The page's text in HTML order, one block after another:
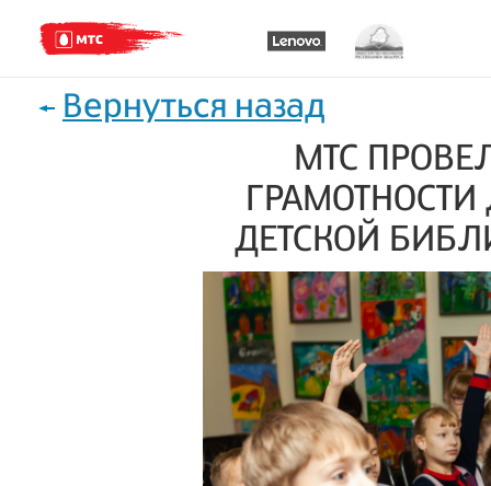
Вернуться назад
МТС
ДЕТСКОЙ